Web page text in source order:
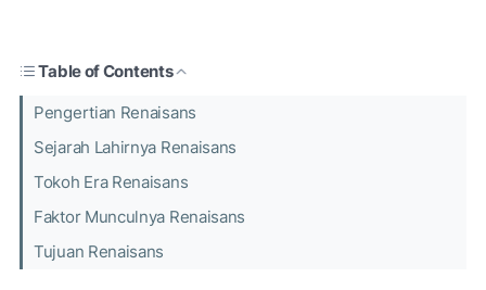
Table of Contents
Pengertian Renaisans
Sejarah Lahirnya Renaisans
Tokoh Era Renaisans
Faktor Munculnya Renaisans
Tujuan Renaisans